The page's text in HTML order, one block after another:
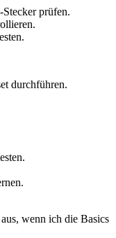
prüfen.
durchführen.
wenn ich die Basics